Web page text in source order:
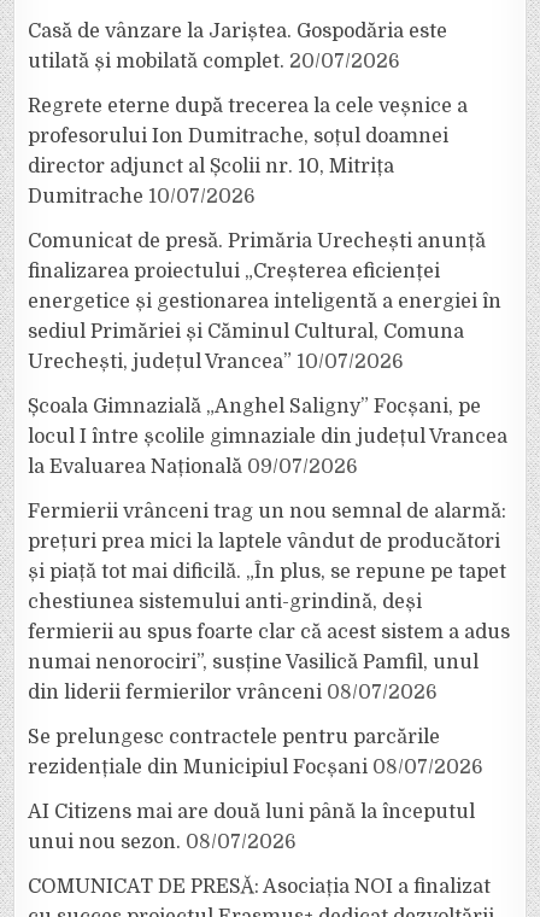
Casă de vânzare la Jariștea. Gospodăria este
utilată și mobilată complet. 20/07/2026
Regrete eterne după trecerea la cele veșnice a
profesorului Ion Dumitrache, soțul doamnei
director adjunct al Școlii nr. 10, Mitrița
Dumitrache 10/07/2026
Comunicat de presă. Primăria Urechești anunță
finalizarea proiectului „Creșterea eficienței
energetice și gestionarea inteligentă a energiei în
sediul Primăriei și Căminul Cultural, Comuna
Urechești, județul Vrancea” 10/07/2026
Școala Gimnazială „Anghel Saligny” Focșani, pe
locul I între școlile gimnaziale din județul Vrancea
la Evaluarea Națională 09/07/2026
Fermierii vrânceni trag un nou semnal de alarmă:
prețuri prea mici la laptele vândut de producători
și piață tot mai dificilă. „În plus, se repune pe tapet
chestiunea sistemului anti-grindină, deși
fermierii au spus foarte clar că acest sistem a adus
numai nenorociri”, susține Vasilică Pamfil, unul
din liderii fermierilor vrânceni 08/07/2026
Se prelungesc contractele pentru parcările
rezidențiale din Municipiul Focșani 08/07/2026
AI Citizens mai are două luni până la începutul
unui nou sezon. 08/07/2026
COMUNICAT DE PRESĂ: Asociația NOI a finalizat